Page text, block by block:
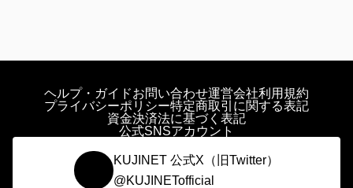
当社は本サービスに関し、本規約のほか、ご利
「個別規定」といいます。）をすることがあり
ます。これら個別規定はその名称のいかんに関
わらず、本規約の一部を構成するものとしま
本規約の規定が前条の個別規定の規定と矛盾す
ヘルプ・ガイドお問い合わせ運営会社利用規約
プライバシーポリシー特定商取引に関する表記
資金決済法に基づく表記
公式SNSアカウント
KUJINET 公式X（旧Twitter）
@KUJINETofficial